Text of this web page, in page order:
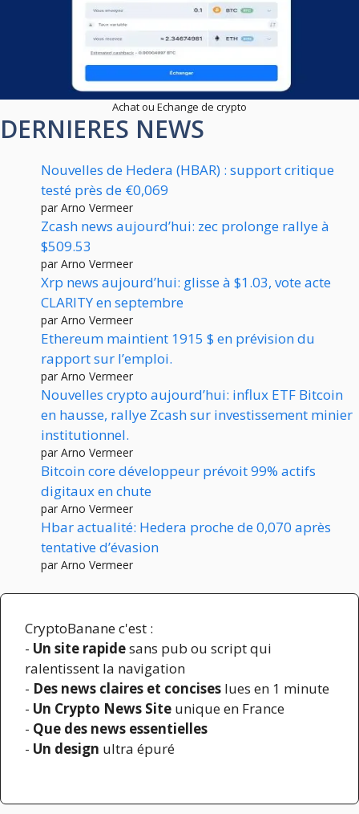
Achat ou Echange de crypto
DERNIERES NEWS
Nouvelles de Hedera (HBAR) : support critique
testé près de €0,069
par Arno Vermeer
Zcash news aujourd’hui: zec prolonge rallye à
$509.53
par Arno Vermeer
Xrp news aujourd’hui: glisse à $1.03, vote acte
CLARITY en septembre
par Arno Vermeer
Ethereum maintient 1915 $ en prévision du
rapport sur l’emploi.
par Arno Vermeer
Nouvelles crypto aujourd’hui: influx ETF Bitcoin
en hausse, rallye Zcash sur investissement minier
institutionnel.
par Arno Vermeer
Bitcoin core développeur prévoit 99% actifs
digitaux en chute
par Arno Vermeer
Hbar actualité: Hedera proche de 0,070 après
tentative d’évasion
par Arno Vermeer
CryptoBanane c'est :
- Un site rapidesans pub ou script qui
ralentissent la navigation
- Des news claires et concises lues en 1 minute
- Un Crypto News Site unique en France
- Que des news essentielles
- Un design ultra épuré